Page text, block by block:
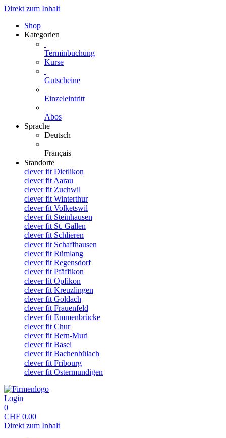
Direkt zum Inhalt
Shop
Kategorien
Terminbuchung
Kurse
Gutscheine
Einzeleintritt
Abos
Sprache
Deutsch
Français
Standorte
clever fit Dietlikon
clever fit Aarau
clever fit Zuchwil
clever fit Winterthur
clever fit Volketswil
clever fit Steinhausen
clever fit St. Gallen
clever fit Schlieren
clever fit Schaffhausen
clever fit Rümlang
clever fit Regensdorf
clever fit Pfäffikon
clever fit Opfikon
clever fit Kreuzlingen
clever fit Goldach
clever fit Frauenfeld
clever fit Emmenbrücke
clever fit Chur
clever fit Bern-Muri
clever fit Basel
clever fit Bachenbülach
clever fit Fribourg
clever fit Ostermundigen
Login
0
CHF 0.00
Direkt zum Inhalt